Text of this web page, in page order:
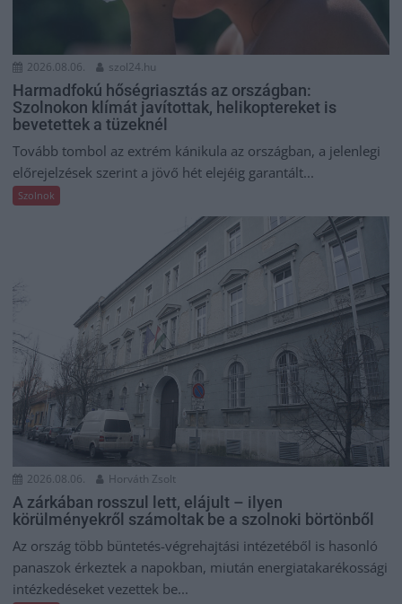
2026.08.06. szol24.hu
Harmadfokú hőségriasztás az országban:
Szolnokon klímát javítottak, helikoptereket is
bevetettek a tüzeknél
Tovább tombol az extrém kánikula az országban, a jelenlegi
előrejelzések szerint a jövő hét elejéig garantált...
Szolnok
2026.08.06. Horváth Zsolt
A zárkában rosszul lett, elájult – ilyen
körülményekről számoltak be a szolnoki börtönből
Az ország több büntetés-végrehajtási intézetéből is hasonló
panaszok érkeztek a napokban, miután energiatakarékossági
intézkedéseket vezettek be...